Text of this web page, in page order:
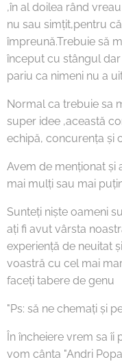
,în al doilea rând
nu sau simțit,pentru
împreună.Trebuie să
început cu stângul
pariu ca nimeni nu a
Normal ca trebuie sa
super idee ,această
echipă, concurența și
Avem de menționat și
mai mulți sau mai
Sunteți niște oameni
ați fi avut vârsta
experiență de neuitat
voastră cu cel mai
faceți tabere de genu
"Ps: să ne chemați și
În încheiere vrem sa
vom cânta "Andri